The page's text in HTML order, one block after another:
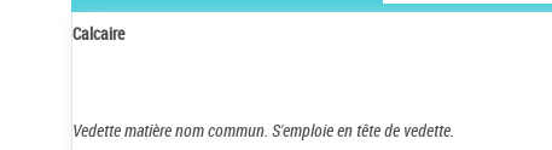
Calcaire
Vedette matière nom commun. S'emploie en tête de vedette.